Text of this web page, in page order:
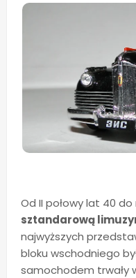
Od II połowy lat 40
sztandarową
najwyższych
bloku wschodniego
samochodem trwały